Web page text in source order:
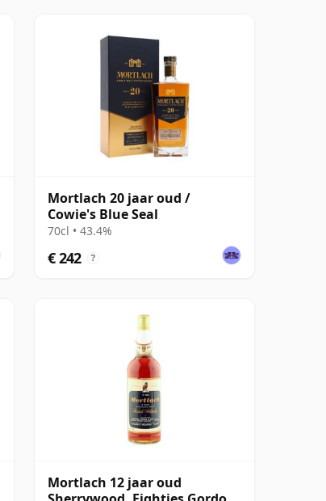
Mortlach 20 jaar oud /
Cowie's Blue Seal
70cl • 43.4%
€ 242 ?
Mortlach 12 jaar oud